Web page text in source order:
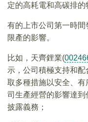
定的高耗電和高碳排的
有的上市公司第一時
限產的影響。
比如，天齊鋰業(
示，公司積極支持和
取多種措施以安全、
司生產經營的影響達
披露義務；